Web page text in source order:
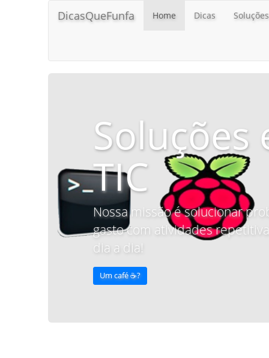
DicasQueFunfa Home Dicas Soluções
Soluções
TIC
Nossa missão é solucionar
gasto com atividades
dia a dia!
Um café ☕️?